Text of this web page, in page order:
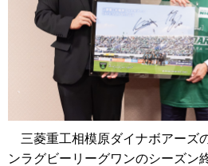
三菱重工相模原ダイナボアーズ
ンラグビーリーグワンのシーズン